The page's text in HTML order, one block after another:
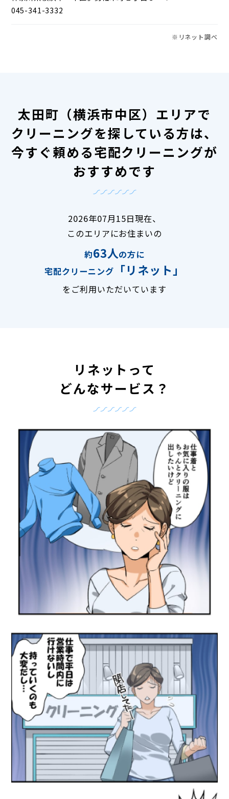
045-341-3332
※リネット調べ
太田町（横浜市中区）エリアで
クリーニングを探している方は、
今すぐ頼める宅配クリーニングが
おすすめです
2026年07月15日現在、
このエリアにお住まいの
約63人の方に
宅配クリーニング
「リネット」
をご利用いただいています
リネットって
どんなサービス？